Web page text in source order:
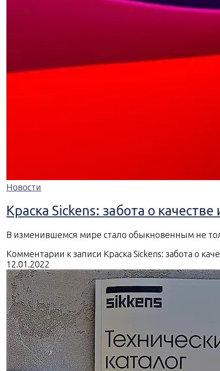
Новости
Краска Sickens: забота о
В изменившемся мире стало обыкновенным не
Комментарии к записи Краска Sickens: забота о
12.01.2022